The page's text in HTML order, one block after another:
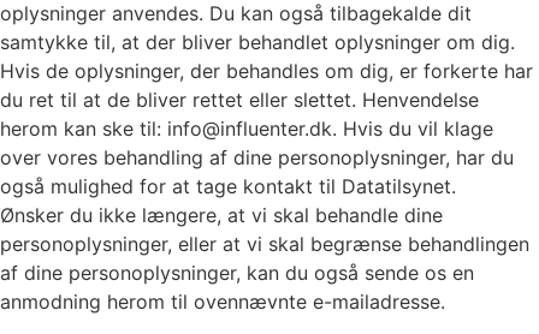
oplysninger anvendes. Du kan også tilbagekalde dit
samtykke til, at der bliver behandlet oplysninger om dig.
Hvis de oplysninger, der behandles om dig, er forkerte har
du ret til at de bliver rettet eller slettet. Henvendelse
herom kan ske til: info@influenter.dk. Hvis du vil klage
over vores behandling af dine personoplysninger, har du
også mulighed for at tage kontakt til Datatilsynet.
Ønsker du ikke længere, at vi skal behandle dine
personoplysninger, eller at vi skal begrænse behandlingen
af dine personoplysninger, kan du også sende os en
anmodning herom til ovennævnte e-mailadresse.